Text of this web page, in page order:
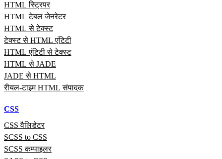
HTML स्ट्रिपर
HTML टेबल जेनरेटर
HTML से टेक्स्ट
टेक्स्ट से HTML एंटिटी
HTML एंटिटी से टेक्स्ट
HTML से JADE
JADE से HTML
रीयल‑टाइम HTML संपादक
CSS
CSS वैलिडेटर
SCSS to CSS
SCSS कम्पाइलर